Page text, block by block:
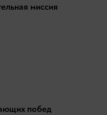
миссия
побед